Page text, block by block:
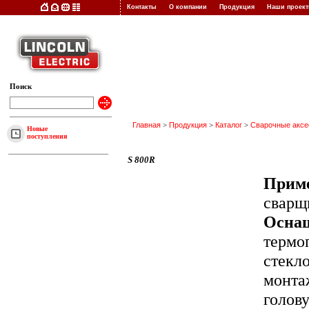
Контакты О компании Продукция Наши
Поиск
Новые
поступления
Главная > Продукция > Каталог > Сварочные
S 800R